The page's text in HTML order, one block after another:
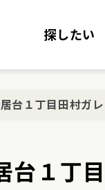
探したい
台１丁目田村ガ
台１丁